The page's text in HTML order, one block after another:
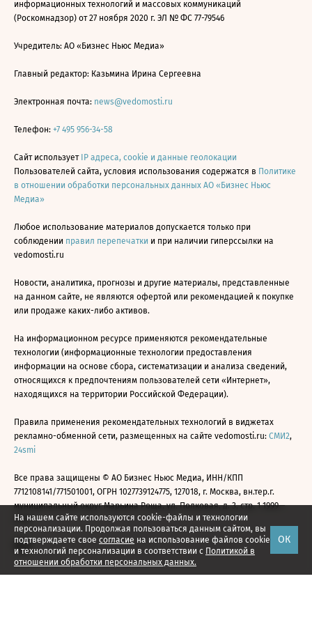
На нашем сайте используются cookie-файлы и технологии
персонализации. Продолжая пользоваться данным сайтом, вы
подтверждаете свое согласие на использование файлов cookie
и технологий персонализации в соответствии с Политикой в
отношении обработки персональных данных.
ОК
информационных технологий и массовых коммуникаций
(Роскомнадзор) от 27 ноября 2020 г. ЭЛ № ФС 77-79546
Учредитель: АО «Бизнес Ньюс Медиа»
Главный редактор: Казьмина Ирина Сергеевна
Электронная почта: news@vedomosti.ru
Телефон: +7 495 956-34-58
Сайт использует IP адреса, cookie и данные геолокации
Пользователей сайта, условия использования содержатся в Политике
в отношении обработки персональных данных АО «Бизнес Ньюс
Медиа»
Любое использование материалов допускается только при
соблюдении правил перепечатки и при наличии гиперссылки на
vedomosti.ru
Новости, аналитика, прогнозы и другие материалы, представленные
на данном сайте, не являются офертой или рекомендацией к покупке
или продаже каких-либо активов.
На информационном ресурсе применяются рекомендательные
технологии (информационные технологии предоставления
информации на основе сбора, систематизации и анализа сведений,
относящихся к предпочтениям пользователей сети «Интернет»,
находящихся на территории Российской Федерации).
Правила применения рекомендательных технологий в виджетах
рекламно-обменной сети, размещенных на сайте vedomosti.ru: СМИ2,
24smi
Все права защищены © АО Бизнес Ньюс Медиа, ИНН/КПП
7712108141/771501001, ОГРН 1027739124775, 127018, г. Москва, вн.тер.г.
муниципальный округ Марьина Роща, ул. Полковая, д. 3, стр. 1 1999—
2026